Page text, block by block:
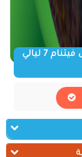
7 ليالي